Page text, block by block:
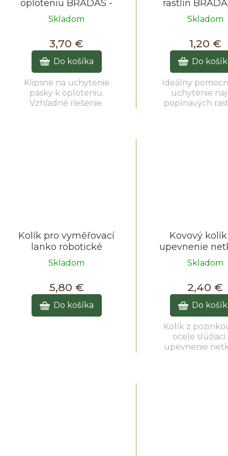
oploteniu BRADAS -
zelené
Skladom
3,70 €
Do košíka
Klipsne na uchytenie
pásky k oploteniu.
Vzhľadné riešenie.
rastlín
veľkosti / 40
Skladom
1,20 €
Do
Ideálny
uchytenie
popínavých
Kolík pro vyměřovací
lanko robotické
sekačky - 9cm / 100ks
Skladom
5,80 €
Do košíka
Kovový
upevnenie
textílie 3 cm /
20 ks
Skladom
2,40 €
Do
Kolík z
ocele slúžiaci
upevnenie